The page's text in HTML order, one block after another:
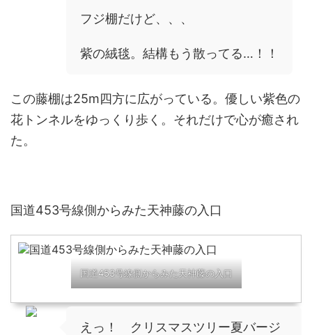
フジ棚だけど、、、
紫の絨毯。結構もう散ってる…！！
この藤棚は25m四方に広がっている。優しい紫色の
花トンネルをゆっくり歩く。それだけで心が癒され
た。
国道453号線側からみた天神藤の入口
国道453号線側からみた天神藤の入口
えっ！ クリスマスツリー夏バージ